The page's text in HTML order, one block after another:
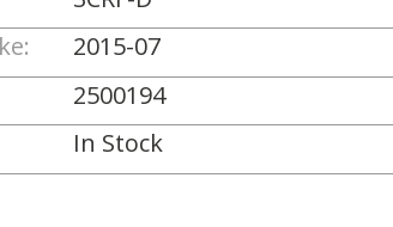
2015-07
2500194
In Stock